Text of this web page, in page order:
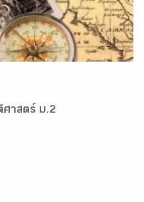
ศาสตร์ ม.2